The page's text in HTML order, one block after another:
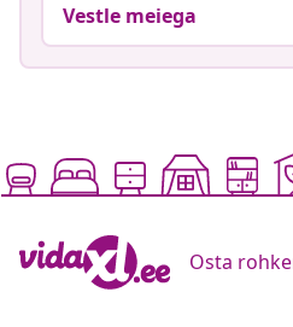
Vestle meiega
Osta